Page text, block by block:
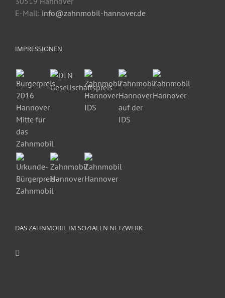
E-Mail: info@zahnmobil-hannover.de
IMPRESSIONEN
DAS ZAHNMOBIL IM SOZIALEN NETZWERK